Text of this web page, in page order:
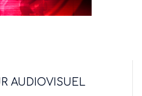
AUDIOVISUEL